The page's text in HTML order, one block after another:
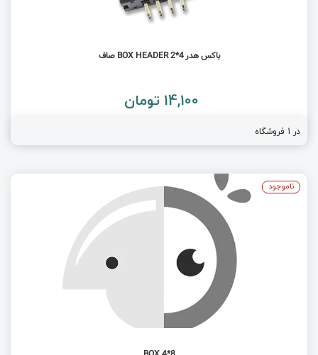
باکس هدر 4*2 BOX HEADER صاف
14,100 تومان
در 1 فروشگاه
ناموجود